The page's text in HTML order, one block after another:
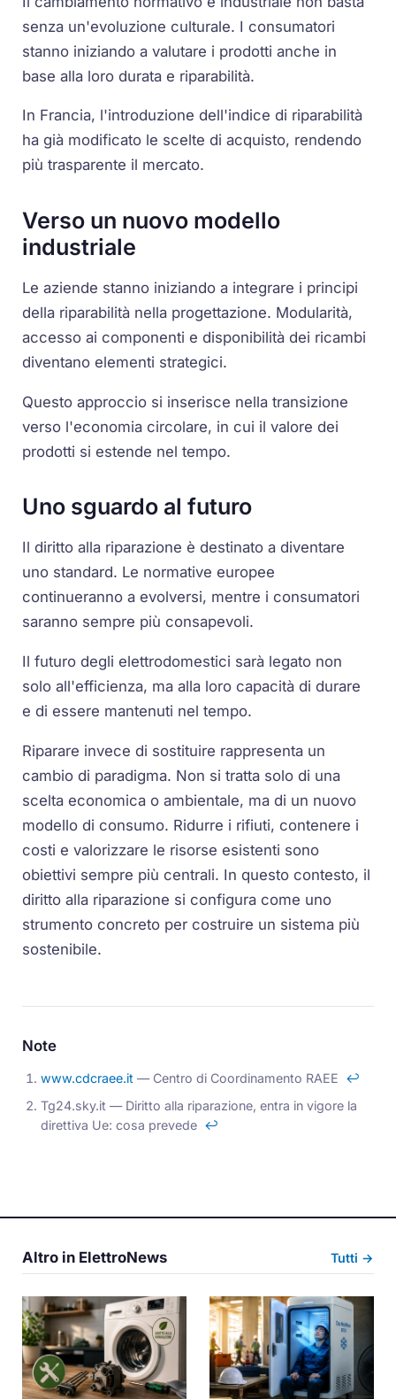
senza un'evoluzione culturale. I consumatori
stanno iniziando a valutare i prodotti anche in
base alla loro durata e riparabilità.
In Francia, l'introduzione dell'indice di riparabilità
ha già modificato le scelte di acquisto, rendendo
più trasparente il mercato.
Verso un nuovo modello
industriale
Le aziende stanno iniziando a integrare i principi
della riparabilità nella progettazione. Modularità,
accesso ai componenti e disponibilità dei ricambi
diventano elementi strategici.
Questo approccio si inserisce nella transizione
verso l'economia circolare, in cui il valore dei
prodotti si estende nel tempo.
Uno sguardo al futuro
Il diritto alla riparazione è destinato a diventare
uno standard. Le normative europee
continueranno a evolversi, mentre i consumatori
saranno sempre più consapevoli.
Il futuro degli elettrodomestici sarà legato non
solo all'efficienza, ma alla loro capacità di durare
e di essere mantenuti nel tempo.
Riparare invece di sostituire rappresenta un
cambio di paradigma. Non si tratta solo di una
scelta economica o ambientale, ma di un nuovo
modello di consumo. Ridurre i rifiuti, contenere i
costi e valorizzare le risorse esistenti sono
obiettivi sempre più centrali. In questo contesto, il
diritto alla riparazione si configura come uno
strumento concreto per costruire un sistema più
sostenibile.
Note
www.cdcraee.it — Centro di Coordinamento RAEE ↩
Tg24.sky.it — Diritto alla riparazione, entra in vigore la
direttiva Ue: cosa prevede ↩
Altro in ElettroNews Tutti →